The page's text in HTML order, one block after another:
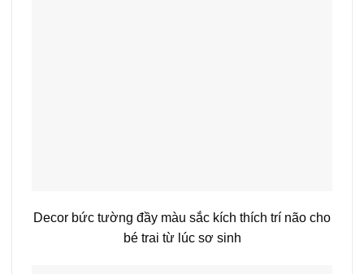
Decor bức tường đầy màu sắc kích thích trí não cho
bé trai từ lúc sơ sinh